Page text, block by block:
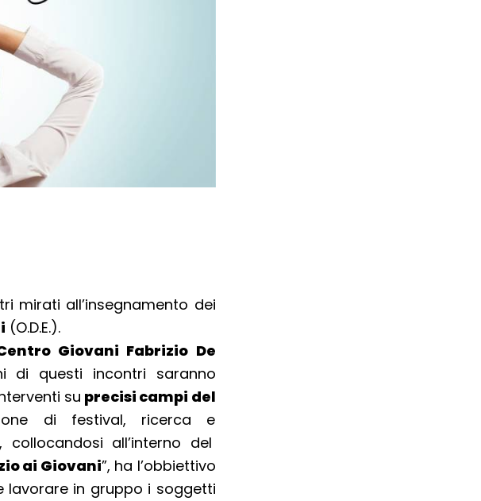
mirati all’insegnamento dei
(O.D.E.).
Giovani Fabrizio De
di questi incontri saranno
su precisi campi del
di festival, ricerca e
all’interno del
ai Giovani”, ha l’obbiettivo
lavorare in gruppo i soggetti